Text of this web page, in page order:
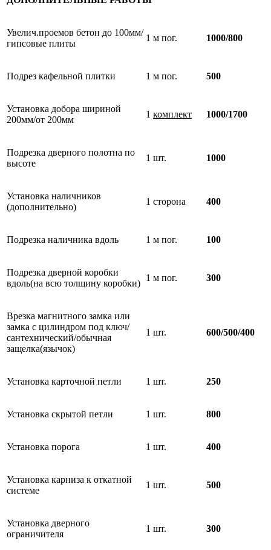
Увелич.проемов бетон до 100мм/
гипсовые плиты
1 м пог. 1000/800
Подрез кафельной плитки 1 м пог. 500
Установка добора шириной
200мм/от 200мм
1 комплект 1000/1700
Подрезка дверного полотна по
высоте
1 шт. 1000
Установка наличников
(дополнительно)
1 сторона 400
Подрезка наличника вдоль 1 м пог. 100
Подрезка дверной коробки
вдоль(на всю толщину коробки)
1 м пог. 300
Врезка магнитного замка или
замка с цилиндром под ключ/
сантехнический/обычная
защелка(язычок)
1 шт. 600/500/400
Установка карточной петли 1 шт. 250
Установка скрытой петли 1 шт. 800
Установка порога 1 шт. 400
Установка карниза к откатной
системе
1 шт. 500
Установка дверного
ограничителя
1 шт. 300